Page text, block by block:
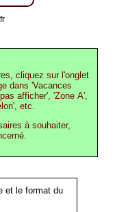
cliquez sur l'onglet
dans 'Vacances
afficher', 'Zone A',
etc.
à souhaiter,
et le format du